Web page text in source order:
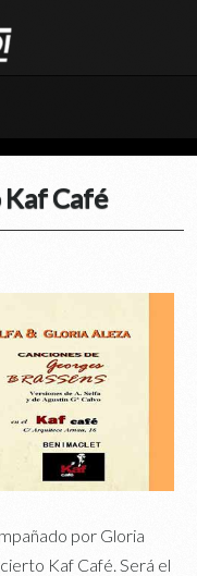
Café
por Gloria
Kaf Café. Será el